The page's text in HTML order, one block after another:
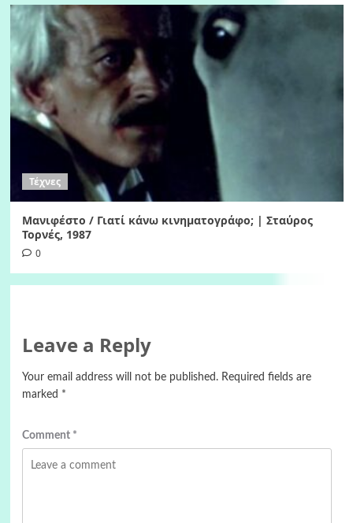
Τέχνες
Μανιφέστο / Γιατί κάνω κινηματογράφο; | Σταύρος
Τορνές, 1987
0
Leave a Reply
Your email address will not be published. Required fields are
marked *
Comment *